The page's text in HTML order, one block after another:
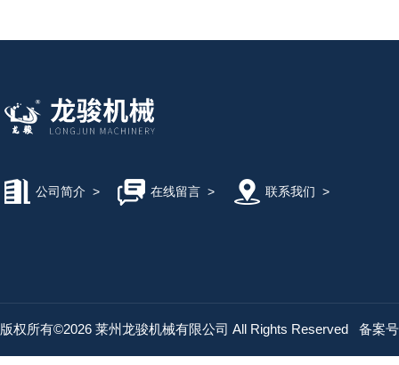
公司简介 > 在线留言> 联系我们 >
版权所有©2026 莱州龙骏机械有限公司 All Rights Reserved 备案